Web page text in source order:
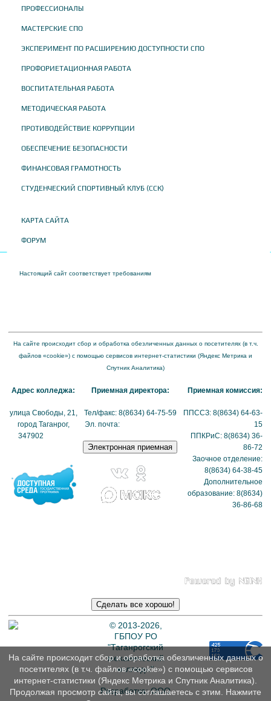
ПРОФЕССИОНАЛЫ
МАСТЕРСКИЕ СПО
ЭКСПЕРИМЕНТ ПО РАСШИРЕНИЮ ДОСТУПНОСТИ СПО
ПРОФОРИЕТАЦИОННАЯ РАБОТА
ВОСПИТАТЕЛЬНАЯ РАБОТА
МЕТОДИЧЕСКАЯ РАБОТА
ПРОТИВОДЕЙСТВИЕ КОРРУПЦИИ
ОБЕСПЕЧЕНИЕ БЕЗОПАСНОСТИ
ФИНАНСОВАЯ ГРАМОТНОСТЬ
СТУДЕНЧЕСКИЙ СПОРТИВНЫЙ КЛУБ (ССК)
КАРТА САЙТА
ФОРУМ
Настоящий сайт соответствует требованиям
На сайте происходит сбор и обработка обезличенных данных о посетителях (в т.ч.
файлов «cookie») с помощью сервисов интернет-статистики (Яндекс Метрика и
Спутник Аналитика)
Адрес колледжа:
улица Свободы, 21,
город Таганрог,
347902
Приемная директора:
Тел/факс: 8(8634) 64-75-59
Эл. почта:
Приемная комиссия:
ППССЗ: 8(8634) 64-63-
15
ППКРиС: 8(8634) 36-
86-72
Заочное отделение:
8(8634) 64-38-45
Дополнительное
образование: 8(8634)
36-86-68
© 2013-2026,
ГБПОУ РО
"Таганрогский
механический
колледж"
Разработка: ООО
На сайте происходит сбор и обработка обезличенных данных о
посетителях (в т.ч. файлов «cookie») с помощью сервисов
интернет-статистики (Яндекс Метрика и Спутник Аналитика).
Продолжая просмотр сайта, вы соглашаетесь с этим. Нажмите